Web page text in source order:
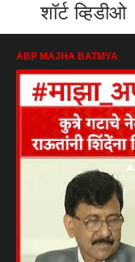
शॉर्ट व्हिडीओ
ABP MAJHA BATMYA